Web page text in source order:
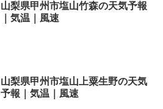
山梨県甲州市塩山竹森の天気予報
｜気温｜風速
山梨県甲州市塩山上粟生野の天気
予報｜気温｜風速